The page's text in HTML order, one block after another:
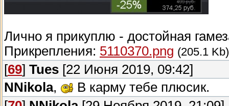
Лично я прикуплю - достойная
Прикрепления: 5110370.png (205.1 Kb)
[69] Tues [22 Июня 2019, 09:42]
NNikola,
В карму тебе плюсик.